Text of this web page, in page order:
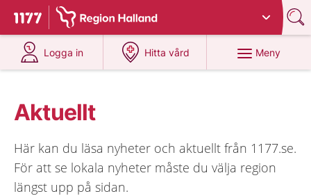
Till startsidan för 1177
Du har valt region Halland
Logga in
på 1177.se
Hitta vård
på 1177.se
Meny
Aktuellt
Här kan du läsa nyheter och aktuellt från 1177.se.
För att se lokala nyheter måste du välja region
längst upp på sidan.